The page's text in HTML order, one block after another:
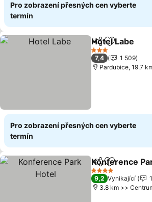
Pro zobrazení přesných cen vyberte
termín
SdíletPřidat na
Hotel Labe
3 Počet hvězdiček
7,4
1 509
Pardubice, 19.7
Pro zobrazení přesných cen vyberte
termín
SdíletPřidat na
Konference
4 Počet hvězdiček
9,2 Vynikající
3.8 km >>